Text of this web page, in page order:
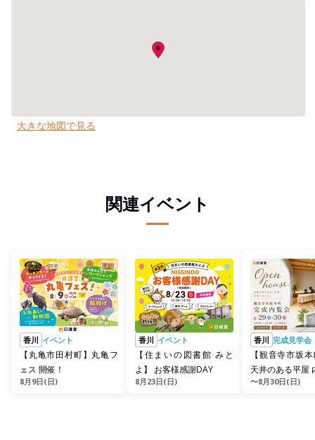
大きな地図で見る
関連イベント
香川 イベント
【丸亀市田村町】丸亀フ
ェス 開催！
8月9日(日)
香川 イベント
【住まいの図書館 みと
よ】 お客様感謝DAY
8月23日(日)
香川 完成見学会
【観音寺市坂
天井のある平屋
〜8月30日(日)